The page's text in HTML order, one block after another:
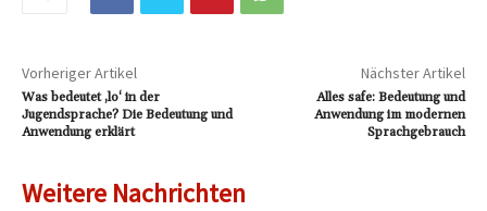
Vorheriger Artikel
Was bedeutet ‚lo‘ in der
Jugendsprache? Die Bedeutung und
Anwendung erklärt
Nächster Artikel
Alles safe: Bedeutung und
Anwendung im modernen
Sprachgebrauch
Weitere Nachrichten